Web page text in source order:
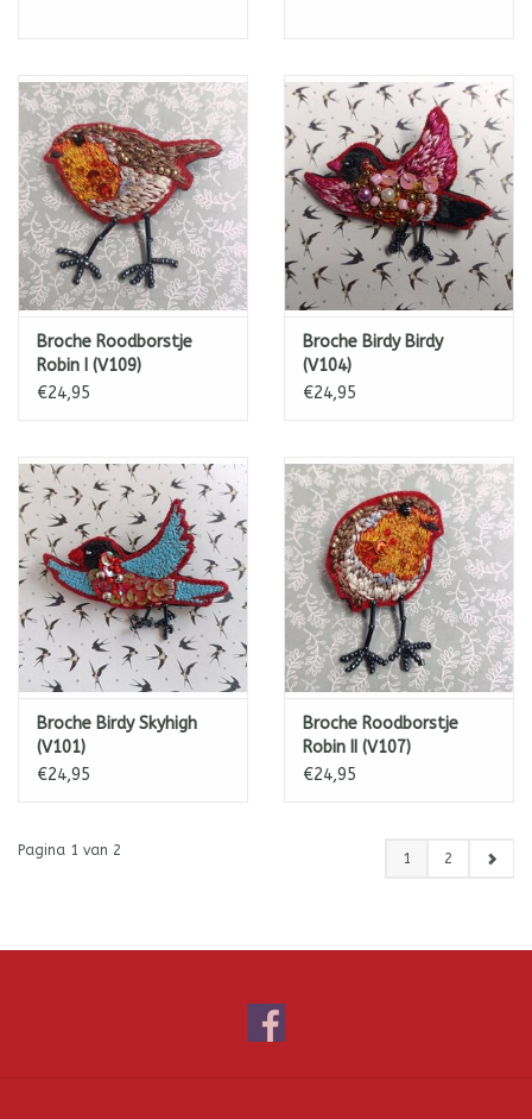
Broche Roodborstje
Robin I (V109)
€24,95
Broche Birdy Birdy
(V104)
€24,95
Broche Birdy Skyhigh
(V101)
€24,95
Broche Roodborstje
Robin II (V107)
€24,95
Pagina 1 van 2 1 2